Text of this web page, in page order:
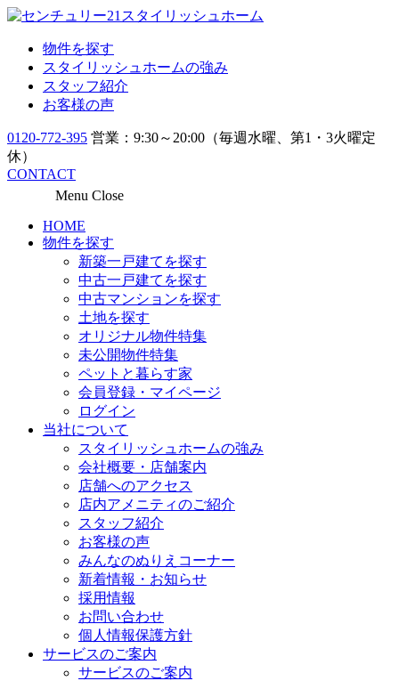
物件を探す
スタイリッシュホームの強み
スタッフ紹介
お客様の声
0120-772-395 営業：9:30～20:00（毎週水曜、第1・3火曜定
休）
CONTACT
Menu Close
HOME
物件を探す
新築一戸建てを探す
中古一戸建てを探す
中古マンションを探す
土地を探す
オリジナル物件特集
未公開物件特集
ペットと暮らす家
会員登録・マイページ
ログイン
当社について
スタイリッシュホームの強み
会社概要・店舗案内
店舗へのアクセス
店内アメニティのご紹介
スタッフ紹介
お客様の声
みんなのぬりえコーナー
新着情報・お知らせ
採用情報
お問い合わせ
個人情報保護方針
サービスのご案内
サービスのご案内